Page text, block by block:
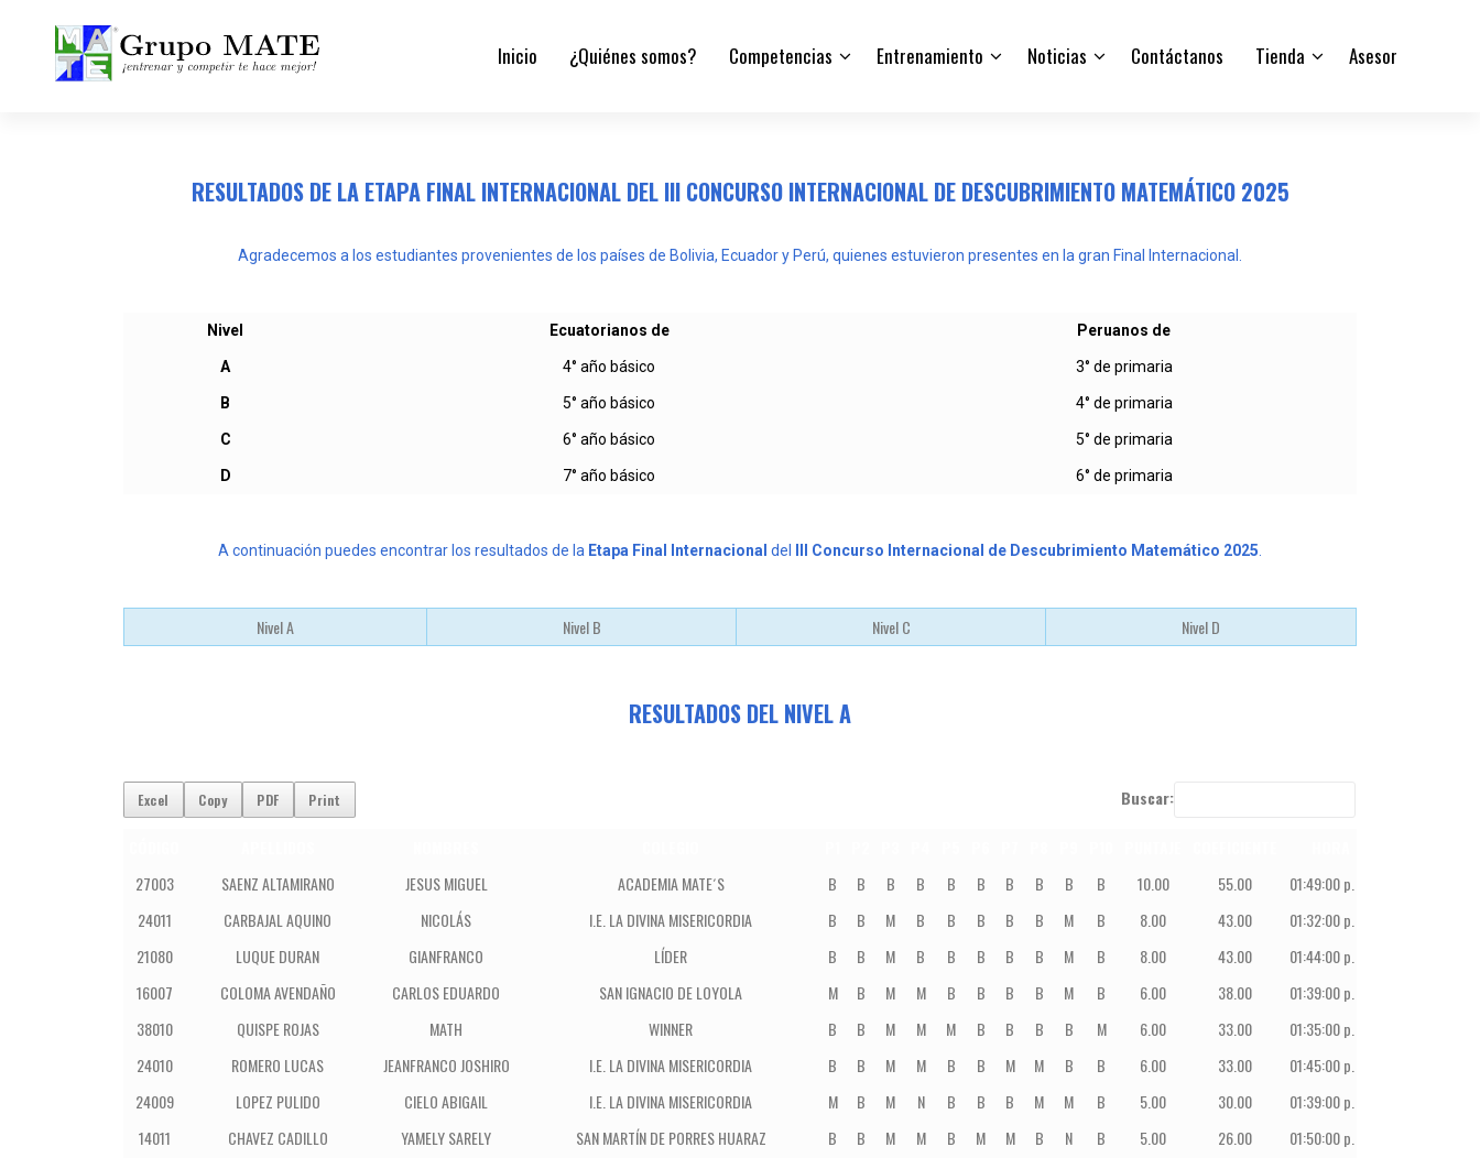
Inicio ¿Quiénes somos? Competencias Entrenamiento Noticias Contáctanos Tienda Asesor
RESULTADOS DE LA ETAPA FINAL INTERNACIONAL DEL III CONCURSO INTERNACIONAL DE DESCUBRIMIENTO MATEMÁTICO 2025
Agradecemos a los estudiantes provenientes de los países de Bolivia, Ecuador y Perú, quienes estuvieron presentes en la gran Final Internacional.
Nivel Ecuatorianos de Peruanos de
A 4° año básico 3° de primaria
B 5° año básico 4° de primaria
C 6° año básico 5° de primaria
D 7° año básico 6° de primaria
A continuación puedes encontrar los resultados de la Etapa Final Internacional del III Concurso Internacional de Descubrimiento Matemático 2025
Nivel A Nivel B Nivel C Nivel D
RESULTADOS DEL NIVEL A
Excel Copy PDF Print Buscar:
27003
SAENZ ALTAMIRANO JESUS MIGUEL ACADEMIA MATE´S B B B B B B B B B B 10.00 55.00 01:49:00 p. m.
24011
CARBAJAL AQUINO NICOLÁS I.E. LA DIVINA MISERICORDIA B B M B B B B B M B 8.00 43.00 01:32:00 p. m.
21080
LUQUE DURAN GIANFRANCO LÍDER B B M B B B B B M B 8.00 43.00 01:44:00 p. m.
16007
COLOMA AVENDAÑO CARLOS EDUARDO SAN IGNACIO DE LOYOLA M B M M B B B B M B 6.00 38.00 01:39:00 p. m.
38010
QUISPE ROJAS MATH WINNER B B M M M B B B B M 6.00 33.00 01:35:00 p. m.
24010
ROMERO LUCAS JEANFRANCO JOSHIRO I.E. LA DIVINA MISERICORDIA B B M M B B M M B B 6.00 33.00 01:45:00 p. m.
24009
LOPEZ PULIDO CIELO ABIGAIL I.E. LA DIVINA MISERICORDIA M B M N B B B M M B 5.00 30.00 01:39:00 p. m.
14011
CHAVEZ CADILLO YAMELY SARELY SAN MARTÍN DE PORRES HUARAZ B B M M B M M B N B 5.00 26.00 01:50:00 p. m.